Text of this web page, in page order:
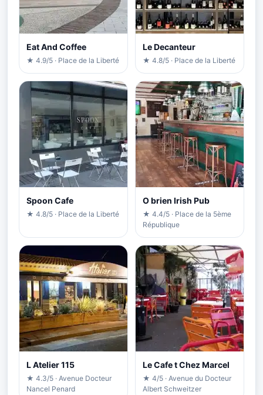
Eat And Coffee
★ 4.9/5 · Place de la Liberté
Le Decanteur
★ 4.8/5 · Place de la Liberté
Spoon Cafe
★ 4.8/5 · Place de la Liberté
O brien Irish Pub
★ 4.4/5 · Place de la 5ème
République
L Atelier 115
★ 4.3/5 · Avenue Docteur
Nancel Penard
Le Cafe t Chez Marcel
★ 4/5 · Avenue du Docteur
Albert Schweitzer